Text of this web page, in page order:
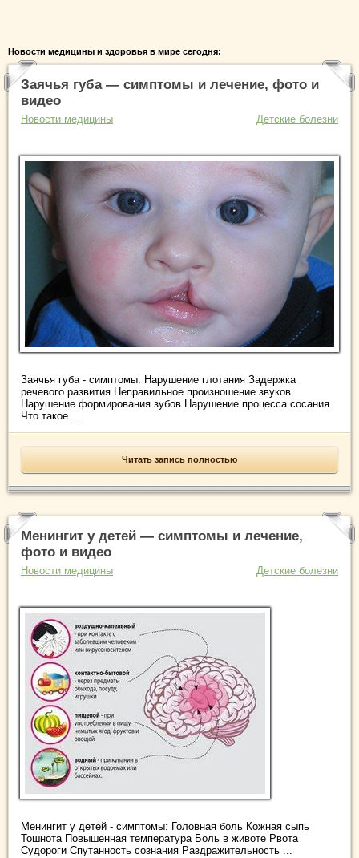
Новости медицины и здоровья в мире сегодня:
Заячья губа — симптомы и лечение, фото и
видео
Новости медицины Детские болезни
Заячья губа - симптомы: Нарушение глотания Задержка
речевого развития Неправильное произношение звуков
Нарушение формирования зубов Нарушение процесса сосания
Что такое ...
Читать запись полностью
Менингит у детей — симптомы и лечение,
фото и видео
Новости медицины Детские болезни
Менингит у детей - симптомы: Головная боль Кожная сыпь
Тошнота Повышенная температура Боль в животе Рвота
Судороги Спутанность сознания Раздражительность ...